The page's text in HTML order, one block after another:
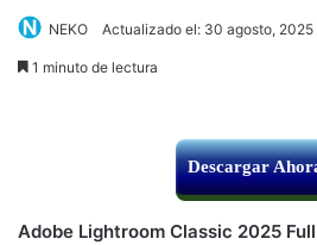
NEKO Actualizado el: 30 agosto, 2025
1 minuto de lectura
Descargar
Adobe Lightroom Classic 2025 Full